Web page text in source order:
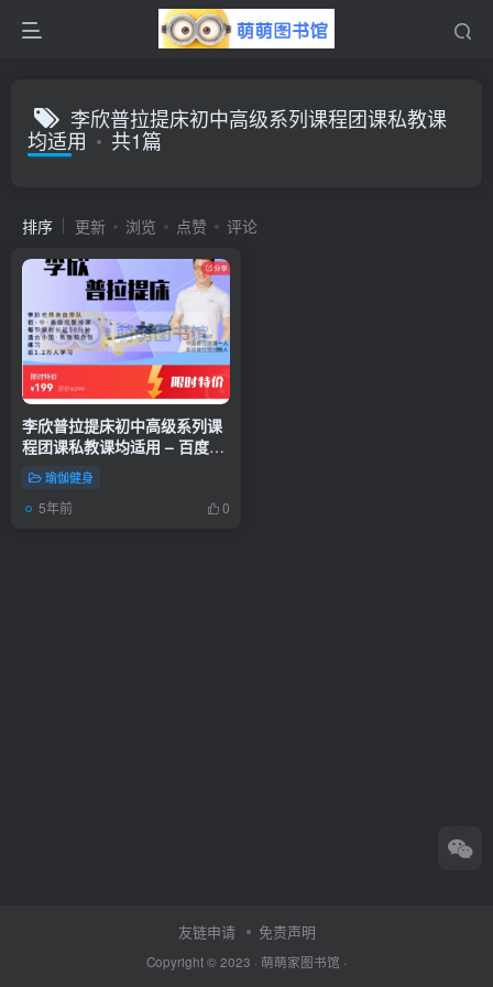
李欣普拉提床初中高级系列课程团课私教课
均适用 共1篇
排序 更新 浏览 点赞 评论
李欣普拉提床初中高级系列课
程团课私教课均适用 – 百度云
盘 – 下载
瑜伽健身
5年前 0
友链申请 免责声明
Copyright © 2023 · 萌萌家图书馆 ·